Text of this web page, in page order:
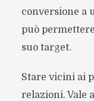
conversione a
può
suo target.
Stare vicini ai
relazioni. Vale